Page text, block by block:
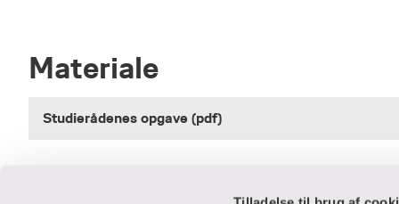
Materiale
Studierådenes opgave (pdf)